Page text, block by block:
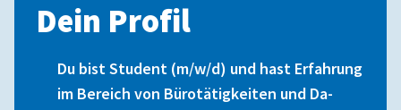
Dein Profil
Du bist Student (m/w/d) und hast Erfahrung
im Bereich von Bürotätigkeiten und Da-